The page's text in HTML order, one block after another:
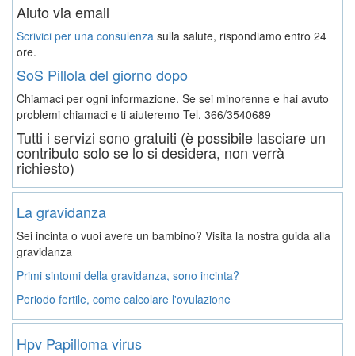
Aiuto via email
Scrivici per una consulenza sulla salute, rispondiamo entro 24
ore.
SoS Pillola del giorno dopo
Chiamaci per ogni informazione. Se sei minorenne e hai avuto
problemi chiamaci e ti aiuteremo Tel. 366/3540689
Tutti i servizi sono gratuiti (è possibile lasciare un
contributo solo se lo si desidera, non verrà
richiesto)
La gravidanza
Sei incinta o vuoi avere un bambino? Visita la nostra guida alla
gravidanza
Primi sintomi della gravidanza, sono incinta?
Periodo fertile, come calcolare l'ovulazione
Hpv Papilloma virus